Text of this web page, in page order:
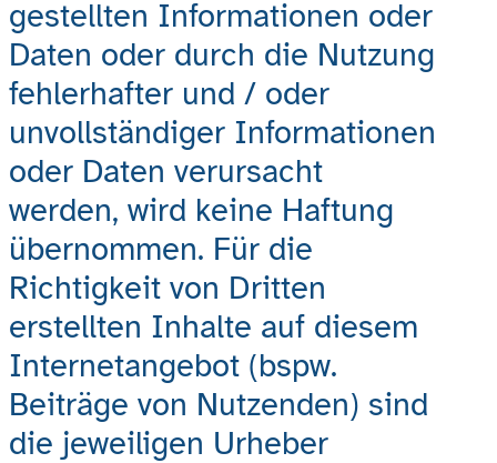
gestellten Informationen oder
Daten oder durch die Nutzung
fehlerhafter und / oder
unvollständiger Informationen
oder Daten verursacht
werden, wird keine Haftung
übernommen. Für die
Richtigkeit von Dritten
erstellten Inhalte auf diesem
Internetangebot (bspw.
Beiträge von Nutzenden) sind
die jeweiligen Urheber